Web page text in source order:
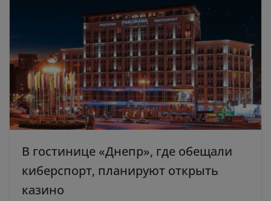
В гостинице «Днепр», где обещали
киберспорт, планируют открыть
казино